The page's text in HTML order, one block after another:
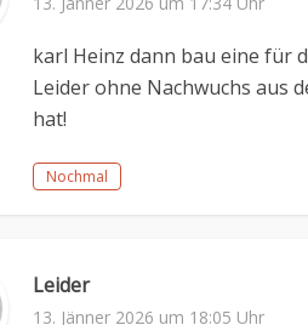
karl Heinz dann bau eine für
Leider ohne Nachwuchs aus
hat!
Nochmal
Leider
13. Jänner 2026 um 18:05 Uhr